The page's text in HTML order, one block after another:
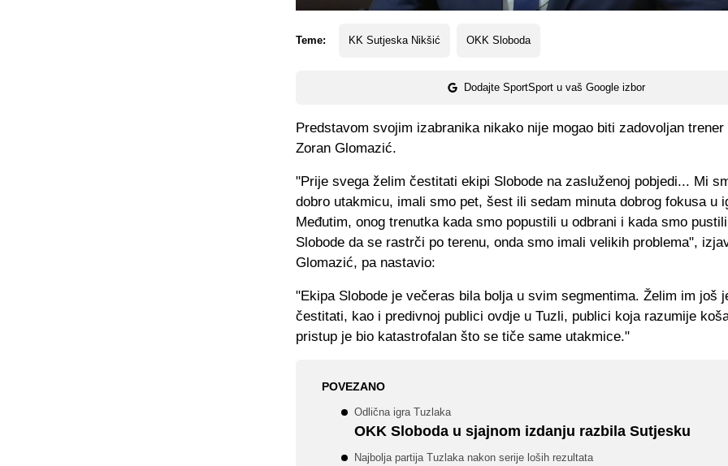
Teme: KK Sutjeska Nikšić OKK Sloboda
Dodajte SportSport u vaš Google izbor
Predstavom svojim izabranika nikako nije mogao biti zadovoljan trener
Zoran Glomazić.
"Prije svega želim čestitati ekipi Slobode na zasluženoj pobjedi... Mi
dobro utakmicu, imali smo pet, šest ili sedam minuta dobrog fokusa u
Međutim, onog trenutka kada smo popustili u odbrani i kada smo
Slobode da se rastrči po terenu, onda smo imali velikih problema",
Glomazić, pa nastavio:
"Ekipa Slobode je večeras bila bolja u svim segmentima. Želim im još
čestitati, kao i predivnoj publici ovdje u Tuzli, publici koja razumije
pristup je bio katastrofalan što se tiče same utakmice."
POVEZANO
Odlična igra Tuzlaka
OKK Sloboda u sjajnom izdanju razbila Sutjesku
Najbolja partija Tuzlaka nakon serije loših rezultata